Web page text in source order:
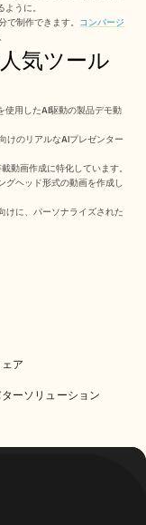
うに。
制作できます。 コンバージ
気ツール
使用したAI駆動の製品デモ動
けのリアルなAIプレゼンター
動画作成に特化しています。
グヘッド形式の動画を作成し
けに、パーソナライズされた
ア
ーソリューション